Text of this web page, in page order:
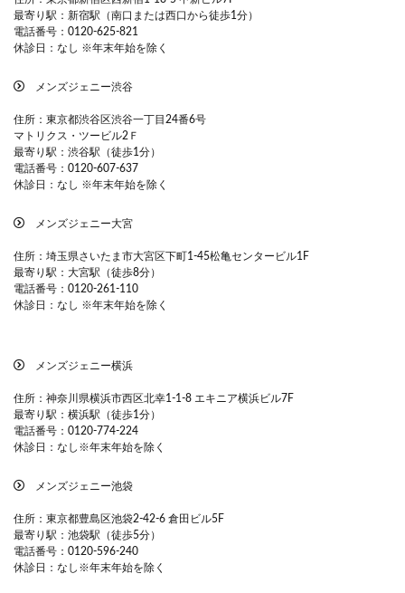
最寄り駅：新宿駅（南口または西口から徒歩1分）
電話番号： 0120-625-821
休診日：なし ※年末年始を除く
メンズジェニー渋谷
住所：東京都渋谷区渋谷一丁目24番6号
マトリクス・ツービル2Ｆ
最寄り駅：渋谷駅（徒歩1分）
電話番号： 0120-607-637
休診日：なし ※年末年始を除く
メンズジェニー大宮
住所：埼玉県さいたま市大宮区下町1-45松亀センタービル1F
最寄り駅：大宮駅（徒歩8分）
電話番号： 0120-261-110
休診日：なし ※年末年始を除く
メンズジェニー横浜
住所：神奈川県横浜市西区北幸1-1-8 エキニア横浜ビル7F
最寄り駅：横浜駅（徒歩1分）
電話番号：0120-774-224
休診日：なし※年末年始を除く
メンズジェニー池袋
住所：東京都豊島区池袋2-42-6 倉田ビル5F
最寄り駅：池袋駅（徒歩5分）
電話番号：0120-596-240
休診日：なし※年末年始を除く